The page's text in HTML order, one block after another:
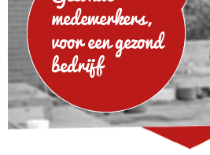
medewerkers,
voor een gezond
bedrijf